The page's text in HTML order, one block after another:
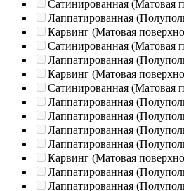
Сатинированная (Матовая
Лаппатированная
Карвинг (Матовая
Сатинированная (Матовая
Лаппатированная
Карвинг (Матовая
Сатинированная (Матовая
Лаппатированная
Лаппатированная
Лаппатированная
Лаппатированная
Карвинг (Матовая
Лаппатированная
Лаппатированная